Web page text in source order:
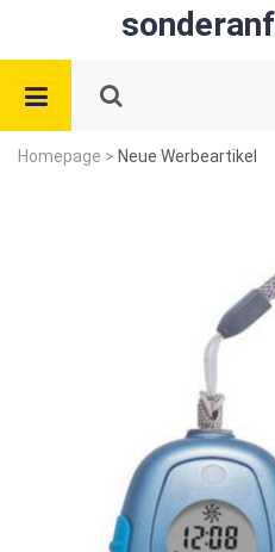
Homepage > Neue Werbeartikel